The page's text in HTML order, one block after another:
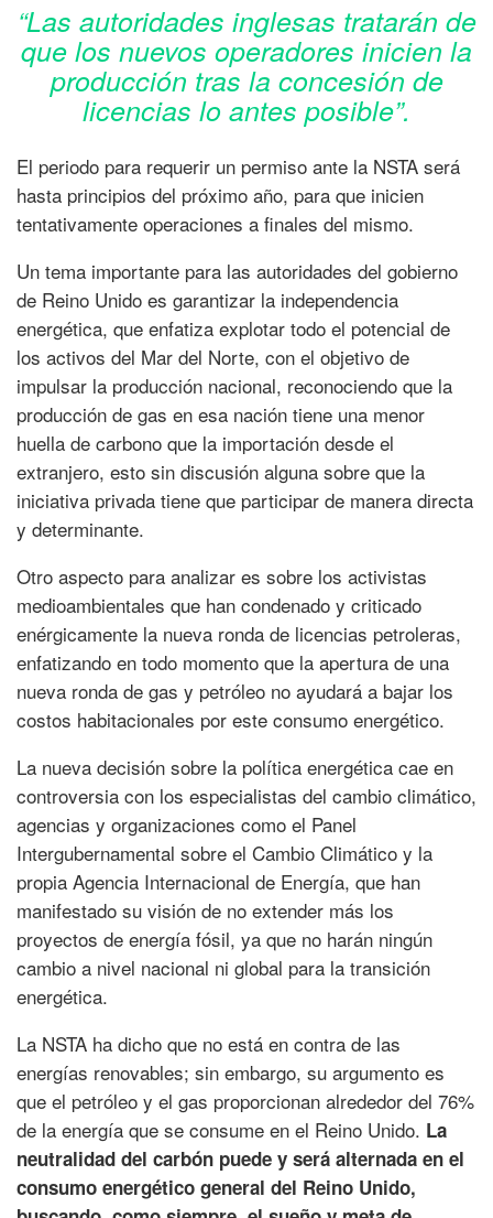
“Las autoridades inglesas tratarán de
que los nuevos operadores inicien la
producción tras la concesión de
licencias lo antes posible”.
El periodo para requerir un permiso ante la NSTA será
hasta principios del próximo año, para que inicien
tentativamente operaciones a finales del mismo.
Un tema importante para las autoridades del gobierno
de Reino Unido es garantizar la independencia
energética, que enfatiza explotar todo el potencial de
los activos del Mar del Norte, con el objetivo de
impulsar la producción nacional, reconociendo que la
producción de gas en esa nación tiene una menor
huella de carbono que la importación desde el
extranjero, esto sin discusión alguna sobre que la
iniciativa privada tiene que participar de manera directa
y determinante.
Otro aspecto para analizar es sobre los activistas
medioambientales que han condenado y criticado
enérgicamente la nueva ronda de licencias petroleras,
enfatizando en todo momento que la apertura de una
nueva ronda de gas y petróleo no ayudará a bajar los
costos habitacionales por este consumo energético.
La nueva decisión sobre la política energética cae en
controversia con los especialistas del cambio climático,
agencias y organizaciones como el Panel
Intergubernamental sobre el Cambio Climático y la
propia Agencia Internacional de Energía, que han
manifestado su visión de no extender más los
proyectos de energía fósil, ya que no harán ningún
cambio a nivel nacional ni global para la transición
energética.
La NSTA ha dicho que no está en contra de las
energías renovables; sin embargo, su argumento es
que el petróleo y el gas proporcionan alrededor del 76%
de la energía que se consume en el Reino Unido. La
neutralidad del carbón puede y será alternada en el
consumo energético general del Reino Unido,